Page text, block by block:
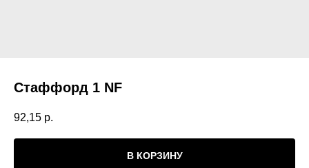
Стаффорд 1 NF
92,15 р.
В КОРЗИНУ